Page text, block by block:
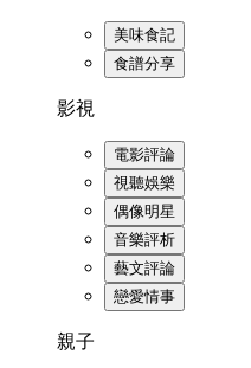
美味食記
食譜分享
影視
電影評論
視聽娛樂
偶像明星
音樂評析
藝文評論
戀愛情事
親子